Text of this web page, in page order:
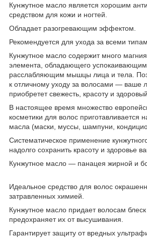
Кунжутное масло является хорошим
средством для кожи и ногтей.
Обладает разогревающим эффектом.
Рекомендуется для ухода за всеми
Кунжутное масло содержит много
элемента, обладающего успокаивающим
расслабляющим мышцы лица и тела.
к отличному уходу за волосами — ваше
приобретет свежесть, красоту и
В настоящее время множество
косметики для волос приготавливается
масла (маски, муссы, шампуни,
Систематическое применение
надолго сохранить красоту и здоровье
Кунжутное масло — панацея жирной и
Идеальное средство для волос
затравленных химией.
Кунжутное масло придает волосам блеск
предохраняет их от высушивания.
Гарантирует защиту от вредных